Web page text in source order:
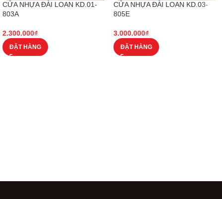
CỬA NHỰA ĐÀI LOAN KD.01-
803A
2.300.000₫
ĐẶT HÀNG
CỬA NHỰA ĐÀI LOAN KD.03-
805E
3.000.000₫
ĐẶT HÀNG